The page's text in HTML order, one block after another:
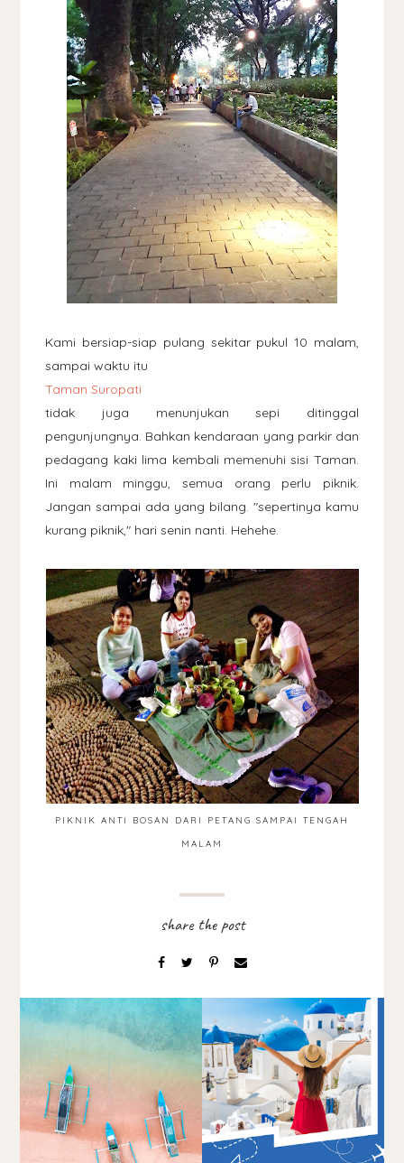
Kami bersiap-siap pulang sekitar pukul 10 malam,
sampai waktu itu
Taman Suropati
tidak juga menunjukan sepi ditinggal
pengunjungnya. Bahkan kendaraan yang parkir dan
pedagang kaki lima kembali memenuhi sisi Taman.
Ini malam minggu, semua orang perlu piknik.
Jangan sampai ada yang bilang. "sepertinya kamu
kurang piknik," hari senin nanti. Hehehe.
PIKNIK ANTI BOSAN DARI PETANG SAMPAI TENGAH
MALAM